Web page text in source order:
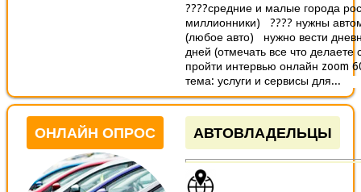
????средние и малые города
миллионники) ???? нужны
(любое авто) нужно вести
дней (отмечать все что делаете
пройти интервью онлайн zoom
тема: услуги и сервисы для...
ОНЛАЙН ОПРОС АВТОВЛАДЕЛЬЦЫ